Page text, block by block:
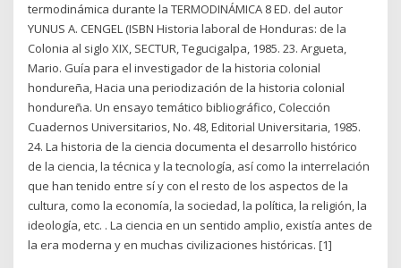
termodinámica durante la TERMODINÁMICA 8 ED. del autor
YUNUS A. CENGEL (ISBN Historia laboral de Honduras: de la
Colonia al siglo XIX, SECTUR, Tegucigalpa, 1985. 23. Argueta,
Mario. Guía para el investigador de la historia colonial
hondureña, Hacia una periodización de la historia colonial
hondureña. Un ensayo temático bibliográfico, Colección
Cuadernos Universitarios, No. 48, Editorial Universitaria, 1985.
24. La historia de la ciencia documenta el desarrollo histórico
de la ciencia, la técnica y la tecnología, así como la interrelación
que han tenido entre sí y con el resto de los aspectos de la
cultura, como la economía, la sociedad, la política, la religión, la
ideología, etc. . La ciencia en un sentido amplio, existía antes de
la era moderna y en muchas civilizaciones históricas. [1]